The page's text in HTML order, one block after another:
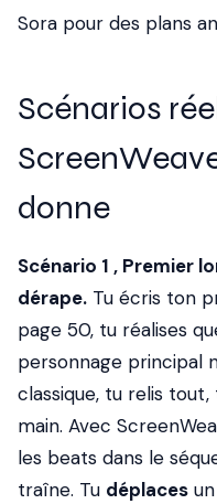
Sora pour des plans
Scénarios
donne
Scénario 1 , Premier
dérape. Tu écris ton
page 50, tu réalises
personnage principal
classique, tu relis
main. Avec
les beats dans le
traîne. Tu déplaces